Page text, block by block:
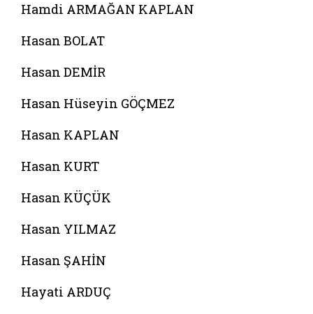
Hamdi ARMAĞAN KAPLAN
Hasan BOLAT
Hasan DEMİR
Hasan Hüseyin GÖÇMEZ
Hasan KAPLAN
Hasan KURT
Hasan KÜÇÜK
Hasan YILMAZ
Hasan ŞAHİN
Hayati ARDUÇ